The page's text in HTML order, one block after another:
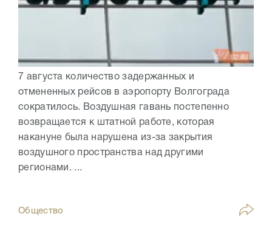
7 августа количество задержанных и
отмененных рейсов в аэропорту Волгограда
сократилось. Воздушная гавань постепенно
возвращается к штатной работе, которая
накануне была нарушена из-за закрытия
воздушного пространства над другими
регионами. ...
Общество